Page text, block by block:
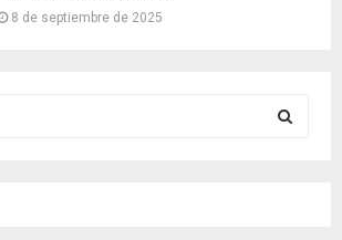
8 de septiembre de 2025